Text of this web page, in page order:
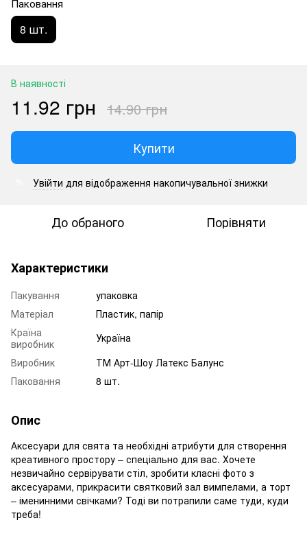
8 шт.
В наявності
11.92 грн 14.90 грн
Купити
Увійти для відображення накопичувальної знижки
До обраного Порівняти
Характеристики
Пакування
упаковка
Матеріал
Пластик, папір
Країна
виробник
Україна
Виробник
ТМ Арт-Шоу Латекс Балунс
Паковання
8 шт.
Опис
Аксесуари для свята та необхідні атрибути для створення
креативного простору – спеціально для вас. Хочете
незвичайно сервірувати стіл, зробити класні фото з
аксесуарами, прикрасити святковий зал вимпелами, а торт
– іменинними свічками? Тоді ви потрапили саме туди, куди
треба!